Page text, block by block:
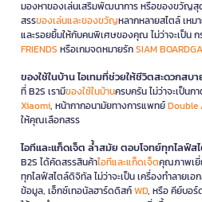
มองหาของเล่นเสริมพัฒนาการ หรือของขวัญสุ
สรรของเล่นและของขวัญหลากหลายสไตล์ เหม
และรอยยิ้มให้กับคนพิเศษของคุณ ไม่ว่าจะเป็น
FRIENDS หรือเกมจดหมายรักSIAM
ของใช้ในบ้าน ไอเทมที่ช่วยให้ชีวิตสะดวกสบ
ที่ B2S เรามีของใช้ในบ้านครบครัน ไม่ว่าจะเป็นก
Xiaomi, หน้ากากอนามัยทางการแพทย์Double
ให้คุณเลือกสรร
ไอทีและแก็ดเจ็ต ล้ำสมัย ตอบโจทย์ทุกไลฟ์ส
B2S ได้คัดสรรสินค้าไอทีและแก็ดเจ็ตคุณภาพเยี่
ทุกไลฟ์สไตล์ดิจิทัล ไม่ว่าจะเป็น เครื่องทำลายเอ
ข้อมูล, เอ็กซ์เทอนัลฮาร์ดดิสก์WD, หรือ คีย์บอร์